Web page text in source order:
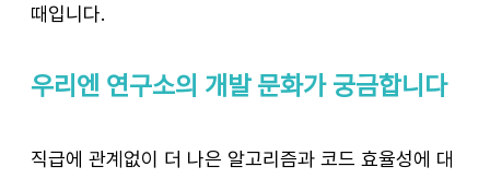
때입니다.
우리엔 연구소의 개발 문화가 궁금합니다
직급에 관계없이 더 나은 알고리즘과 코드 효율성에 대